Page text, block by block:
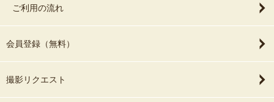
ご利用の流れ
会員登録（無料）
撮影リクエスト